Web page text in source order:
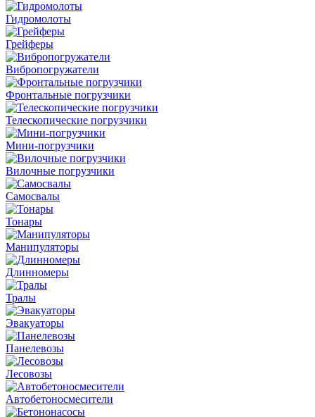
Гидромолоты
Грейферы
Вибро­погружатели
Фронтальные погрузчики
Телескопические погрузчики
Мини-погрузчики
Вилочные погрузчики
Самосвалы
Тонары
Манипуляторы
Длинномеры
Тралы
Эвакуаторы
Панелевозы
Лесовозы
Автобетоно­смесители